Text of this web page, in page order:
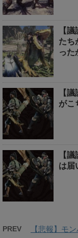
【
たち
った
【
がこ
【
は届
PREV 【悲報】モ